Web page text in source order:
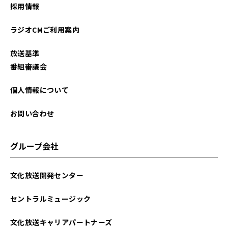
採用情報
ラジオCMご利用案内
放送基準
番組審議会
個人情報について
お問い合わせ
グループ会社
文化放送開発センター
セントラルミュージック
文化放送キャリアパートナーズ